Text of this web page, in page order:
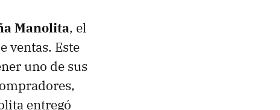
Manolita, el
ventas. Este
uno de sus
entregó